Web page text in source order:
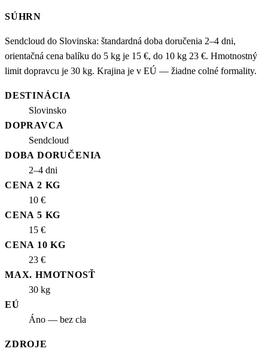
SÚHRN
Sendcloud do Slovinska: štandardná doba doručenia 2–4 dni,
orientačná cena balíku do 5 kg je 15 €, do 10 kg 23 €. Hmotnostný
limit dopravcu je 30 kg. Krajina je v EÚ — žiadne colné formality.
DESTINÁCIA
Slovinsko
DOPRAVCA
Sendcloud
DOBA DORUČENIA
2–4 dni
CENA 2 KG
10 €
CENA 5 KG
15 €
CENA 10 KG
23 €
MAX. HMOTNOSŤ
30 kg
EÚ
Áno — bez cla
ZDROJE